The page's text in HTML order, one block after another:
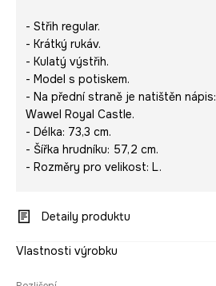
- Střih regular.
- Krátký rukáv.
- Kulatý výstřih.
- Model s potiskem.
- Na přední straně je natištěn nápis:
Wawel Royal Castle.
- Délka: 73,3 cm.
- Šířka hrudníku: 57,2 cm.
- Rozměry pro velikost: L.
Detaily produktu
Vlastnosti výrobku